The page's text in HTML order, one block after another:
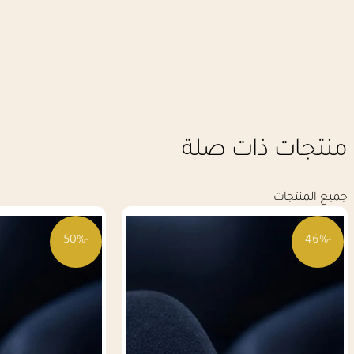
منتجات ذات صلة
جميع المنتجات
-46%
-50%